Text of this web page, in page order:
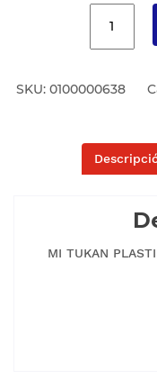
SKU: 0100000638
MI TUKAN